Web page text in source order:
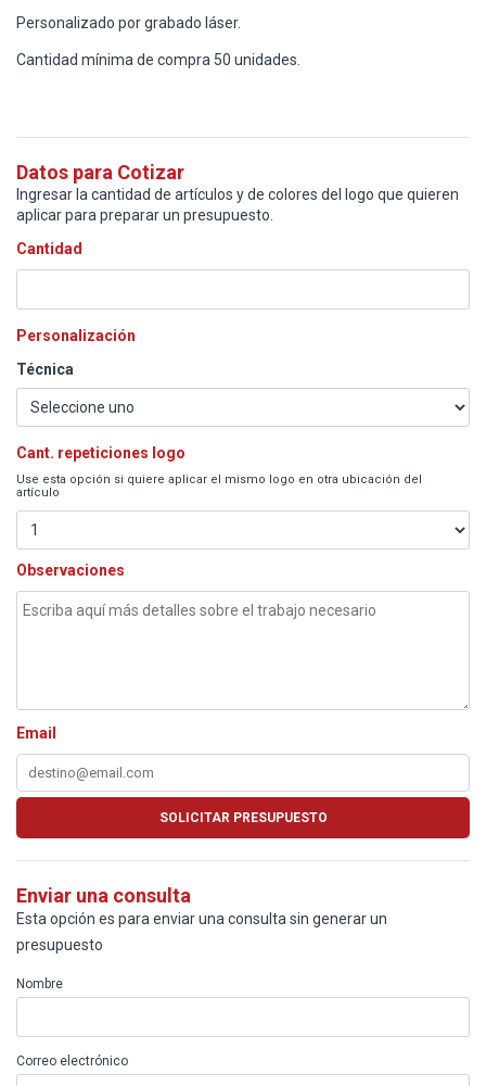
Personalizado por grabado láser.
Cantidad mínima de compra 50 unidades.
Datos para Cotizar
Ingresar la cantidad de artículos y de colores del logo que quieren
aplicar para preparar un presupuesto.
Cantidad
Personalización
Técnica
Cant. repeticiones logo
Use esta opción si quiere aplicar el mismo logo en otra ubicación del
artículo
Observaciones
Email
Enviar una consulta
Esta opción es para enviar una consulta sin generar un
presupuesto
Nombre
Correo electrónico